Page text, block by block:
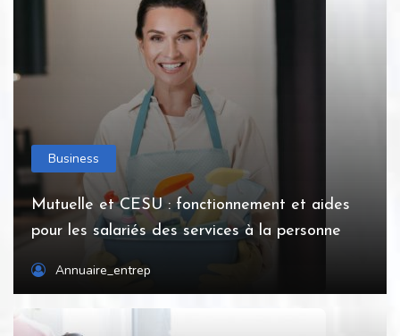
Business
Mutuelle et CESU : fonctionnement et aides
pour les salariés des services à la personne
Annuaire_entrep